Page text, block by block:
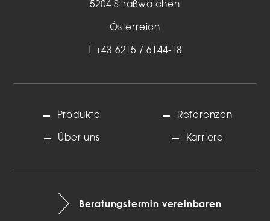
5204 Straßwalchen
Österreich
T +43 6215 / 6144-18
Produkte
Über uns
Referenzen
Karriere
Beratungstermin vereinbaren